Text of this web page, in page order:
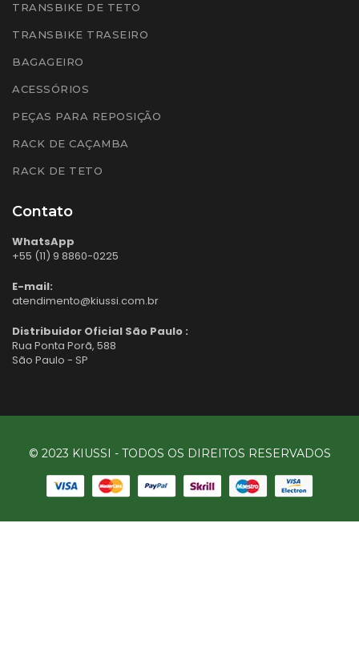
TRANSBIKE DE TETO
TRANSBIKE TRASEIRO
BAGAGEIRO
ACESSÓRIOS
PEÇAS PARA REPOSIÇÃO
RACK DE CAÇAMBA
RACK DE TETO
Contato
WhatsApp
+55 (11) 9 8860-0225
E-mail:
atendimento@kiussi.com.br
Distribuidor Oficial São Paulo :
Rua Ponta Porã, 588
São Paulo - SP
© 2023 KIUSSI - TODOS OS DIREITOS RESERVADOS